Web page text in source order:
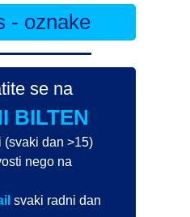
- oznake
se na
BILTEN
(svaki dan >15)
nego na
svaki radni dan